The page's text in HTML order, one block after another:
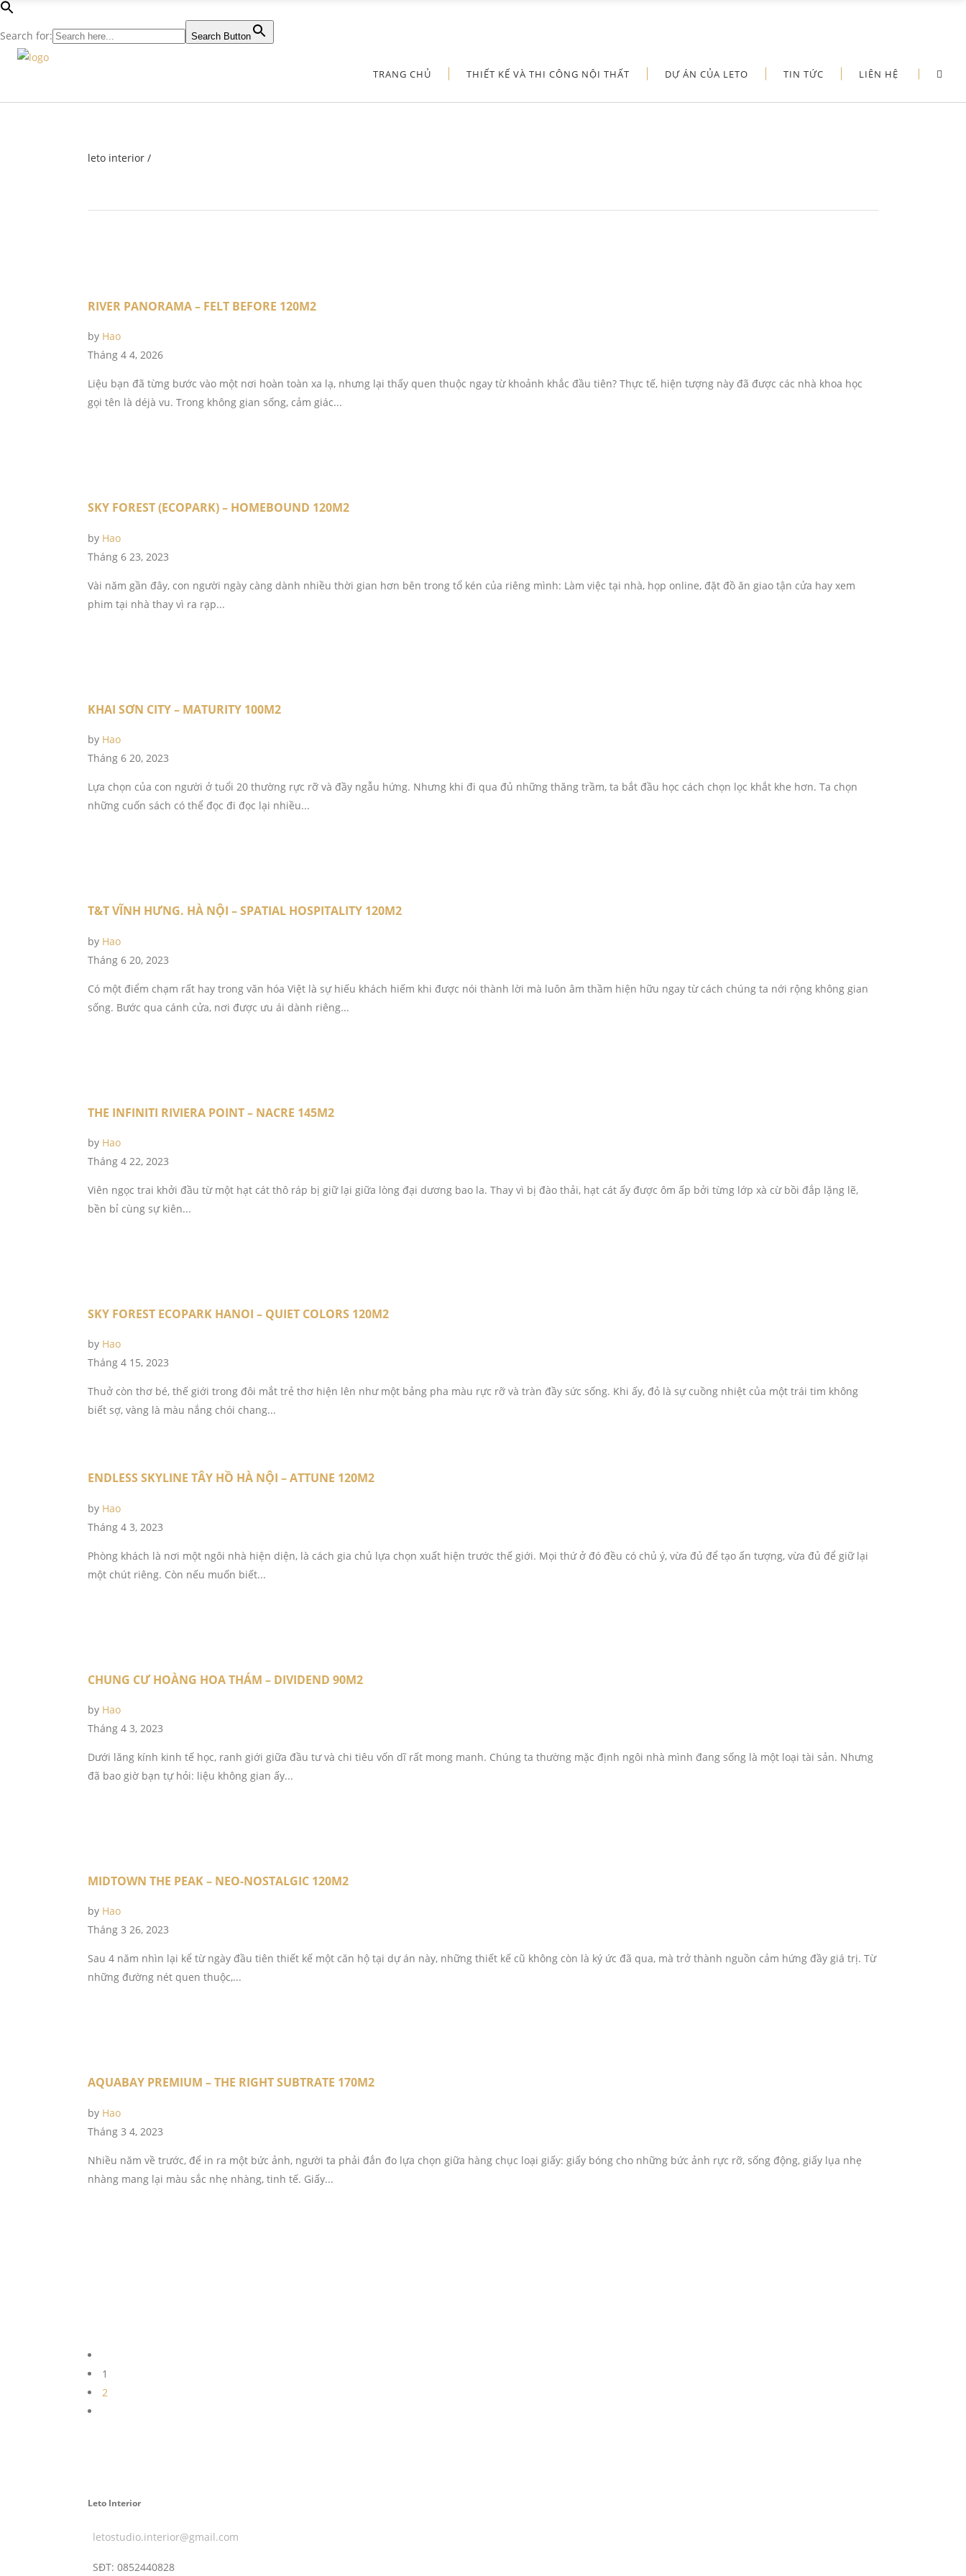
Search for: Search Button
TRANG CHỦ THIẾT KẾ VÀ THI CÔNG NỘI THẤT DỰ ÁN CỦA LETO TIN TỨC LIÊN HỆ
leto interior /
RIVER PANORAMA – FELT BEFORE 120M2
by Hao
Tháng 4 4, 2026
Liệu bạn đã từng bước vào một nơi hoàn toàn xa lạ, nhưng lại thấy quen thuộc ngay từ khoảnh khắc đầu tiên? Thực tế, hiện tượng này đã được các nhà khoa học
gọi tên là déjà vu. Trong không gian sống, cảm giác...
SKY FOREST (ECOPARK) – HOMEBOUND 120M2
by Hao
Tháng 6 23, 2023
Vài năm gần đây, con người ngày càng dành nhiều thời gian hơn bên trong tổ kén của riêng mình: Làm việc tại nhà, họp online, đặt đồ ăn giao tận cửa hay xem
phim tại nhà thay vì ra rạp...
KHAI SƠN CITY – MATURITY 100M2
by Hao
Tháng 6 20, 2023
Lựa chọn của con người ở tuổi 20 thường rực rỡ và đầy ngẫu hứng. Nhưng khi đi qua đủ những thăng trầm, ta bắt đầu học cách chọn lọc khắt khe hơn. Ta chọn
những cuốn sách có thể đọc đi đọc lại nhiều...
T&T VĨNH HƯNG. HÀ NỘI – SPATIAL HOSPITALITY 120M2
by Hao
Tháng 6 20, 2023
Có một điểm chạm rất hay trong văn hóa Việt là sự hiếu khách hiếm khi được nói thành lời mà luôn âm thầm hiện hữu ngay từ cách chúng ta nới rộng không gian
sống. Bước qua cánh cửa, nơi được ưu ái dành riêng...
THE INFINITI RIVIERA POINT – NACRE 145M2
by Hao
Tháng 4 22, 2023
Viên ngọc trai khởi đầu từ một hạt cát thô ráp bị giữ lại giữa lòng đại dương bao la. Thay vì bị đào thải, hạt cát ấy được ôm ấp bởi từng lớp xà cừ bồi đắp lặng lẽ,
bền bỉ cùng sự kiên...
SKY FOREST ECOPARK HANOI – QUIET COLORS 120M2
by Hao
Tháng 4 15, 2023
Thuở còn thơ bé, thế giới trong đôi mắt trẻ thơ hiện lên như một bảng pha màu rực rỡ và tràn đầy sức sống. Khi ấy, đỏ là sự cuồng nhiệt của một trái tim không
biết sợ, vàng là màu nắng chói chang...
ENDLESS SKYLINE TÂY HỒ HÀ NỘI – ATTUNE 120M2
by Hao
Tháng 4 3, 2023
Phòng khách là nơi một ngôi nhà hiện diện, là cách gia chủ lựa chọn xuất hiện trước thế giới. Mọi thứ ở đó đều có chủ ý, vừa đủ để tạo ấn tượng, vừa đủ để giữ lại
một chút riêng. Còn nếu muốn biết...
CHUNG CƯ HOÀNG HOA THÁM – DIVIDEND 90M2
by Hao
Tháng 4 3, 2023
Dưới lăng kính kinh tế học, ranh giới giữa đầu tư và chi tiêu vốn dĩ rất mong manh. Chúng ta thường mặc định ngôi nhà mình đang sống là một loại tài sản. Nhưng
đã bao giờ bạn tự hỏi: liệu không gian ấy...
MIDTOWN THE PEAK – NEO-NOSTALGIC 120M2
by Hao
Tháng 3 26, 2023
Sau 4 năm nhìn lại kể từ ngày đầu tiên thiết kế một căn hộ tại dự án này, những thiết kế cũ không còn là ký ức đã qua, mà trở thành nguồn cảm hứng đầy giá trị. Từ
những đường nét quen thuộc,...
AQUABAY PREMIUM – THE RIGHT SUBTRATE 170M2
by Hao
Tháng 3 4, 2023
Nhiều năm về trước, để in ra một bức ảnh, người ta phải đắn đo lựa chọn giữa hàng chục loại giấy: giấy bóng cho những bức ảnh rực rỡ, sống động, giấy lụa nhẹ
nhàng mang lại màu sắc nhẹ nhàng, tinh tế. Giấy...
1
2
Leto Interior
letostudio.interior@gmail.com
SĐT: 0852440828